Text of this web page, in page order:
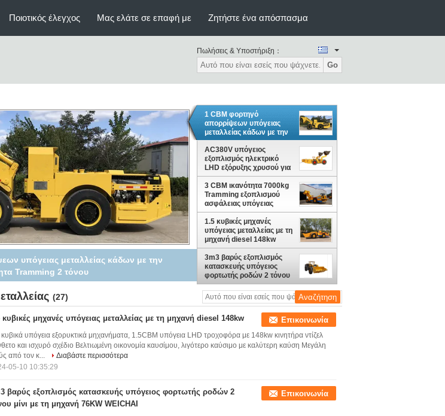
Ποιοτικός έλεγχος Μας ελάτε σε επαφή με Ζητήστε ένα απόσπασμα
Πωλήσεις & Υποστήριξη：
Go
ηλεκτρικό LHD εξόρυξης χρυσού για
του ανασκαμμένου βράχου
1 CBM φορτηγό
απορρίψεων υπόγειας
μεταλλείας κάδων με την
ικανότητα Tramming 2
τόνου
AC380V υπόγειος
εξοπλισμός ηλεκτρικό
LHD εξόρυξης χρυσού για
τη μεταφορά του
ανασκαμμένου βράχου
3 CBM ικανότητα 7000kg
Tramming εξοπλισμού
ασφάλειας υπόγειας
μεταλλείας
1.5 κυβικές μηχανές
υπόγειας μεταλλείας με τη
μηχανή diesel 148kw
3m3 βαρύς εξοπλισμός
κατασκευής υπόγειος
φορτωτής ροδών 2 τόνου
μίνι με τη μηχανή 76KW
WEICHAI
(27)
κυβικές μηχανές υπόγειας μεταλλείας με τη μηχανή diesel 148kw Επικοινωνία
υπόγεια εξορυκτικά μηχανήματα, 1.5CBM υπόγεια LHD τροχοφόρα με 148kw κινητήρα ντίζελ
και ισχυρό σχέδιο Βελτιωμένη οικονομία καυσίμου, λιγότερο καύσιμο με καλύτερη καύση Μεγάλη
από τον κ...
Διαβάστε περισσότερα
05-10 10:35:29
βαρύς εξοπλισμός κατασκευής υπόγειος φορτωτής ροδών 2
μίνι με τη μηχανή 76KW WEICHAI
Επικοινωνία